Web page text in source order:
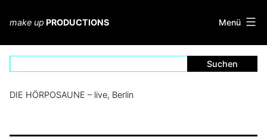
springen
make up PRODUCTIONS Menü
DIE HÖRPOSAUNE – live, Berlin